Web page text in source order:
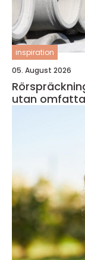
inspiration
05. August 2026
utan